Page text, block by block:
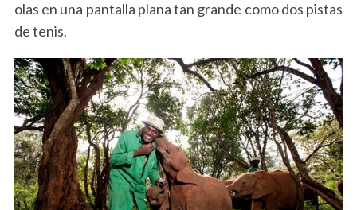
olas en una pantalla plana tan grande como dos pistas
de tenis.